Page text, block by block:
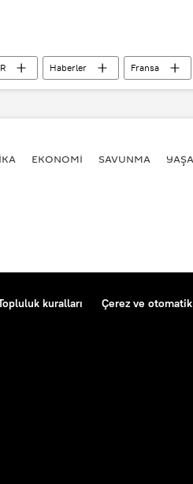
Haberler
Fransa
EKONOMİ SAVUNMA
kuralları Çerez ve